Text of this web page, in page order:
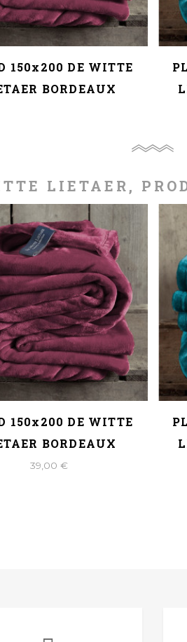
150x200 DE WITTE
BORDEAUX
LIETAER,
150x200 DE WITTE
BORDEAUX
39,00 €